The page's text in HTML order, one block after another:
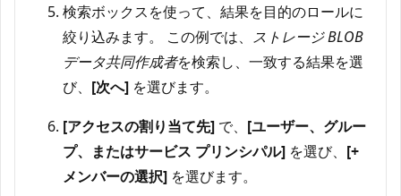
検索ボックスを使って、結果を目的のロールに
絞り込みます。 この例では、 ストレージ BLOB
データ共同作成者を検索し、一致する結果を選
び、 [次へ] を選びます。
[アクセスの割り当て先] で、 [ユーザー、グルー
プ、またはサービス プリンシパル] を選び、 [+
メンバーの選択] を選びます。